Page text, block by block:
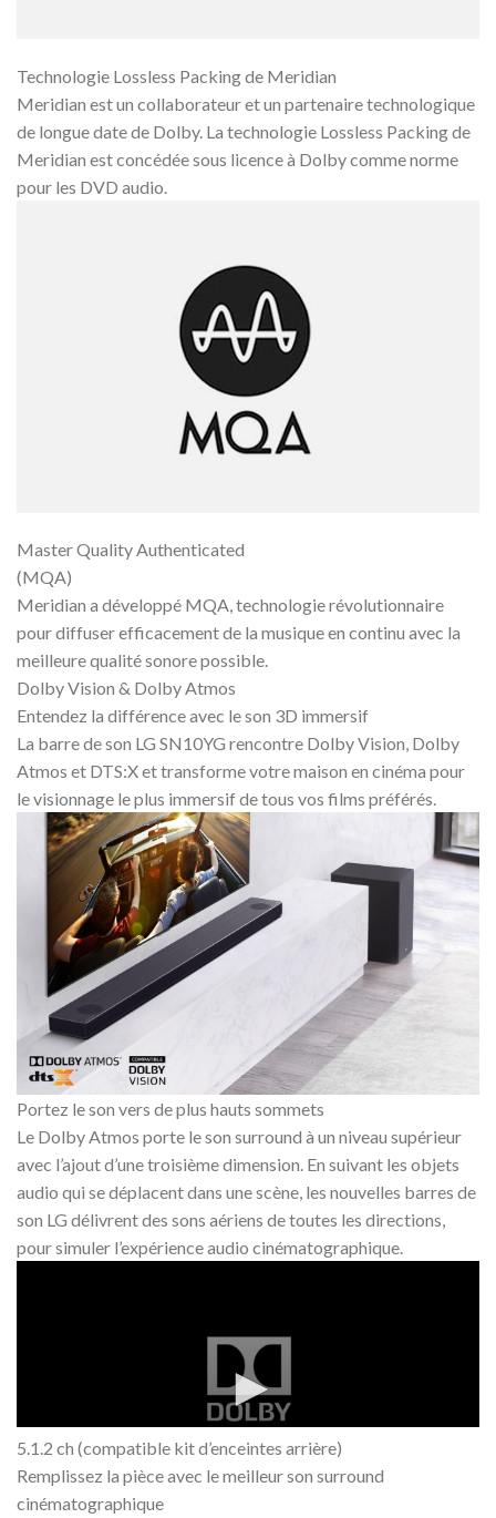
Technologie Lossless Packing de Meridian
Meridian est un collaborateur et un partenaire technologique
de longue date de Dolby. La technologie Lossless Packing de
Meridian est concédée sous licence à Dolby comme norme
pour les DVD audio.
Master Quality Authenticated
(MQA)
Meridian a développé MQA, technologie révolutionnaire
pour diffuser efficacement de la musique en continu avec la
meilleure qualité sonore possible.
Dolby Vision & Dolby Atmos
Entendez la différence avec le son 3D immersif
La barre de son LG SN10YG rencontre Dolby Vision, Dolby
Atmos et DTS:X et transforme votre maison en cinéma pour
le visionnage le plus immersif de tous vos films préférés.
Portez le son vers de plus hauts sommets
Le Dolby Atmos porte le son surround à un niveau supérieur
avec l’ajout d’une troisième dimension. En suivant les objets
audio qui se déplacent dans une scène, les nouvelles barres de
son LG délivrent des sons aériens de toutes les directions,
pour simuler l’expérience audio cinématographique.
5.1.2 ch (compatible kit d’enceintes arrière)
Remplissez la pièce avec le meilleur son surround
cinématographique